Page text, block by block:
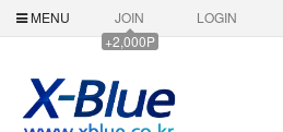
MENU
JOIN
+2,000P
LOGIN